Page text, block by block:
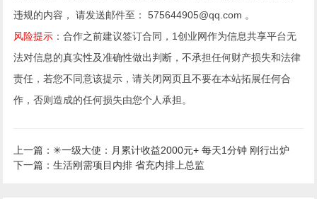
违规的内容， 请发送邮件至： 575644905@qq.com 。
风险提示 ：合作之前建议签订合同，1创业网作为信息共享平台无
法对信息的真实性及准确性做出判断，不承担任何财产损失和法律
责任，若您不同意该提示，请关闭网页且不要在本站拓展任何合
作，否则造成的任何损失由您个人承担。
上一篇：✳一级大使：月累计收益2000元+ 每天1分钟 刚行出炉
下一篇：生活刚需项目内排 省充内排上总监